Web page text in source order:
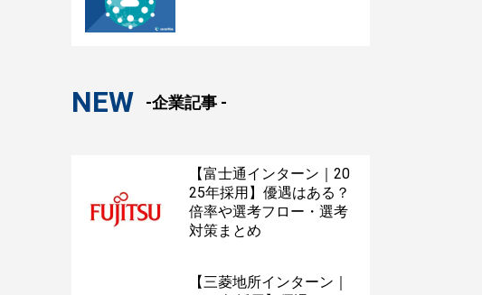
NEW -企業記事 -
【富士通インターン｜20
25年採用】優遇はある？
倍率や選考フロー・選考
対策まとめ
【三菱地所インターン｜